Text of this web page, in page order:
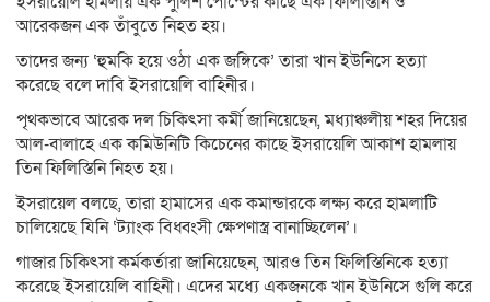
আরেকজন এক তাঁবুতে নিহত হয়।
তাদের জন্য ‘হুমকি হয়ে ওঠা এক জঙ্গিকে’ তারা খান ইউনিসে হত্যা
করেছে বলে দাবি ইসরায়েলি বাহিনীর।
পৃথকভাবে আরেক দল চিকিৎসা কর্মী জানিয়েছেন, মধ্যাঞ্চলীয় শহর দিয়ের
আল-বালাহে এক কমিউনিটি কিচেনের কাছে ইসরায়েলি আকাশ হামলায়
তিন ফিলিস্তিনি নিহত হয়।
ইসরায়েল বলছে, তারা হামাসের এক কমান্ডারকে লক্ষ্য করে হামলাটি
চালিয়েছে যিনি ‘ট্যাংক বিধ্বংসী ক্ষেপণাস্ত্র বানাচ্ছিলেন’।
গাজার চিকিৎসা কর্মকর্তারা জানিয়েছেন, আরও তিন ফিলিস্তিনিকে হত্যা
করেছে ইসরায়েলি বাহিনী। এদের মধ্যে একজনকে খান ইউনিসে গুলি করে